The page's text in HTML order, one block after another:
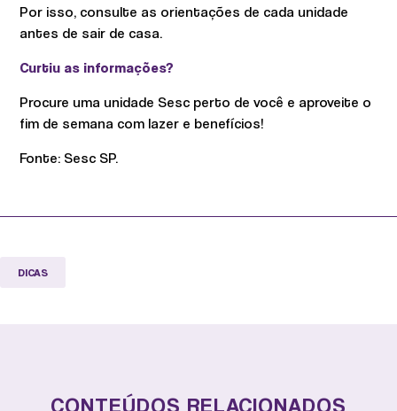
Por isso, consulte as orientações de cada unidade
antes de sair de casa.
Curtiu as informações?
Procure uma unidade Sesc perto de você e aproveite o
fim de semana com lazer e benefícios!
Fonte: Sesc SP.
DICAS
CONTEÚDOS RELACIONADOS